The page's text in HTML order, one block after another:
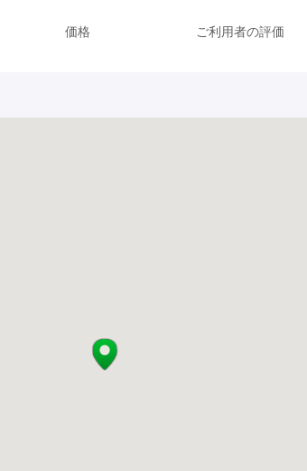
価格 ご利用者の評価